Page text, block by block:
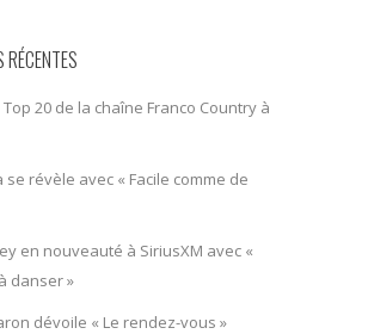
RÉCENTES
20 de la chaîne Franco Country à
se révèle avec « Facile comme de
en nouveauté à SiriusXM avec «
danser »
dévoile « Le rendez-vous »